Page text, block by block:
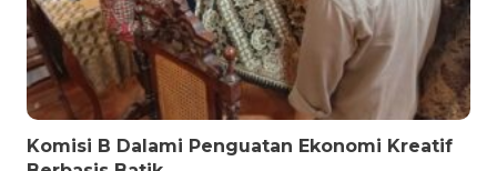
Komisi B Dalami Penguatan Ekonomi Kreatif